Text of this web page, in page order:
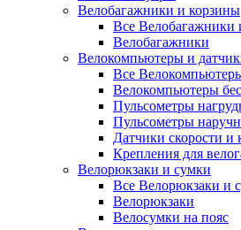
Велобагажники и корзины
Все Велобагажники
Велобагажники
Велокомпьютеры и
Все
Велокомпьютеры
Пульсометры
Пульсометры
Датчики скорости и
Крепления для
Велорюкзаки и сумки
Все Велорюкзаки и
Велорюкзаки
Велосумки на пояс